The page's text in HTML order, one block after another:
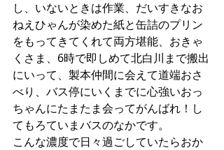
し、いないときは作業、だいすきなお
ねえひゃんが染めた紙と缶詰のプリン
をもってきてくれて両方堪能、おきゃ
くさま、6時で即しめて北白川まで搬出
にいって、製本仲間に会えて道端おさ
べり、バス停にいくまでに心強いおっ
ちゃんにたまたま会ってがんばれ！し
てもろていまバスのなかです。
こんな濃度で日々過ごしていたらおか